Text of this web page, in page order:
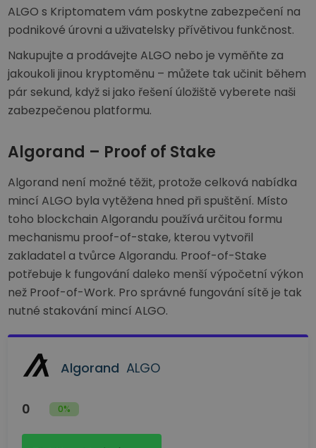
ALGO s Kriptomatem vám poskytne zabezpečení na
podnikové úrovni a uživatelsky přívětivou funkčnost.
Nakupujte a prodávejte ALGO nebo je vyměňte za
jakoukoli jinou kryptoměnu – můžete tak učinit během
pár sekund, když si jako řešení úložiště vyberete naši
zabezpečenou platformu.
Algorand – Proof of Stake
Algorand není možné těžit, protože celková nabídka
mincí ALGO byla vytěžena hned při spuštění. Místo
toho blockchain Algorandu používá určitou formu
mechanismu proof-of-stake, kterou vytvořil
zakladatel a tvůrce Algorandu. Proof-of-Stake
potřebuje k fungování daleko menší výpočetní výkon
než Proof-of-Work. Pro správné fungování sítě je tak
nutné stakování mincí ALGO.
Algorand ALGO
0 0%